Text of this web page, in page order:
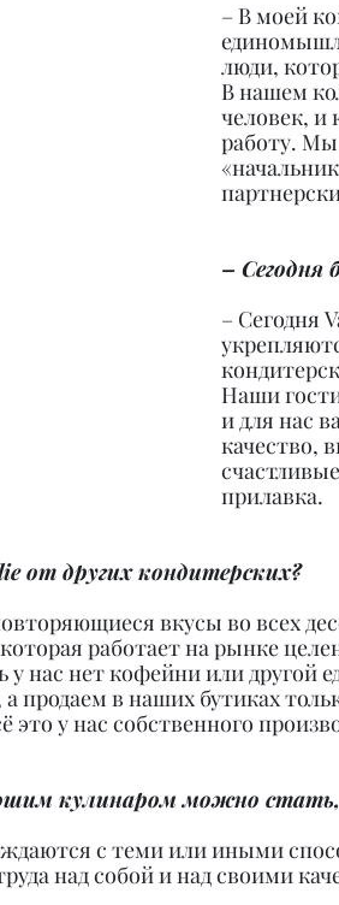
– В моей
люди,
В нашем
человек, и
работу.
– Сегодня
– Сегодня
Наши
и для нас
качество,
прилавка.
от других кондитерских?
вкусы во всех
работает на рынке
у нас нет кофейни или
продаем в наших бутиках
у нас собственного
кулинаром можно
с теми или иными
над собой и над своими